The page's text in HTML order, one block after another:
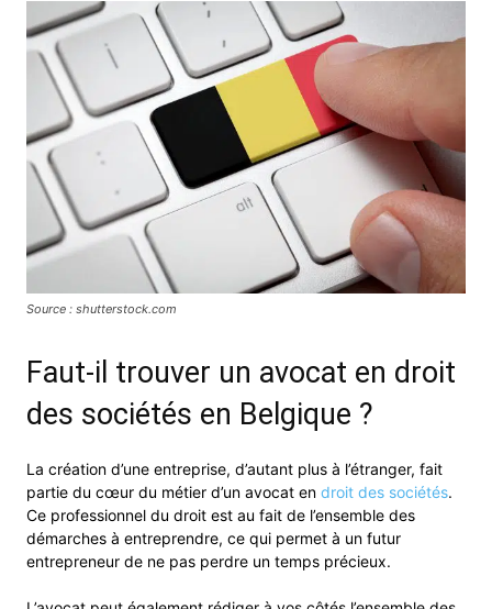
Source : shutterstock.com
Faut-il trouver un avocat en droit
des sociétés en Belgique ?
La création d’une entreprise, d’autant plus à l’étranger, fait
partie du cœur du métier d’un avocat en droit des sociétés.
Ce professionnel du droit est au fait de l’ensemble des
démarches à entreprendre, ce qui permet à un futur
entrepreneur de ne pas perdre un temps précieux.